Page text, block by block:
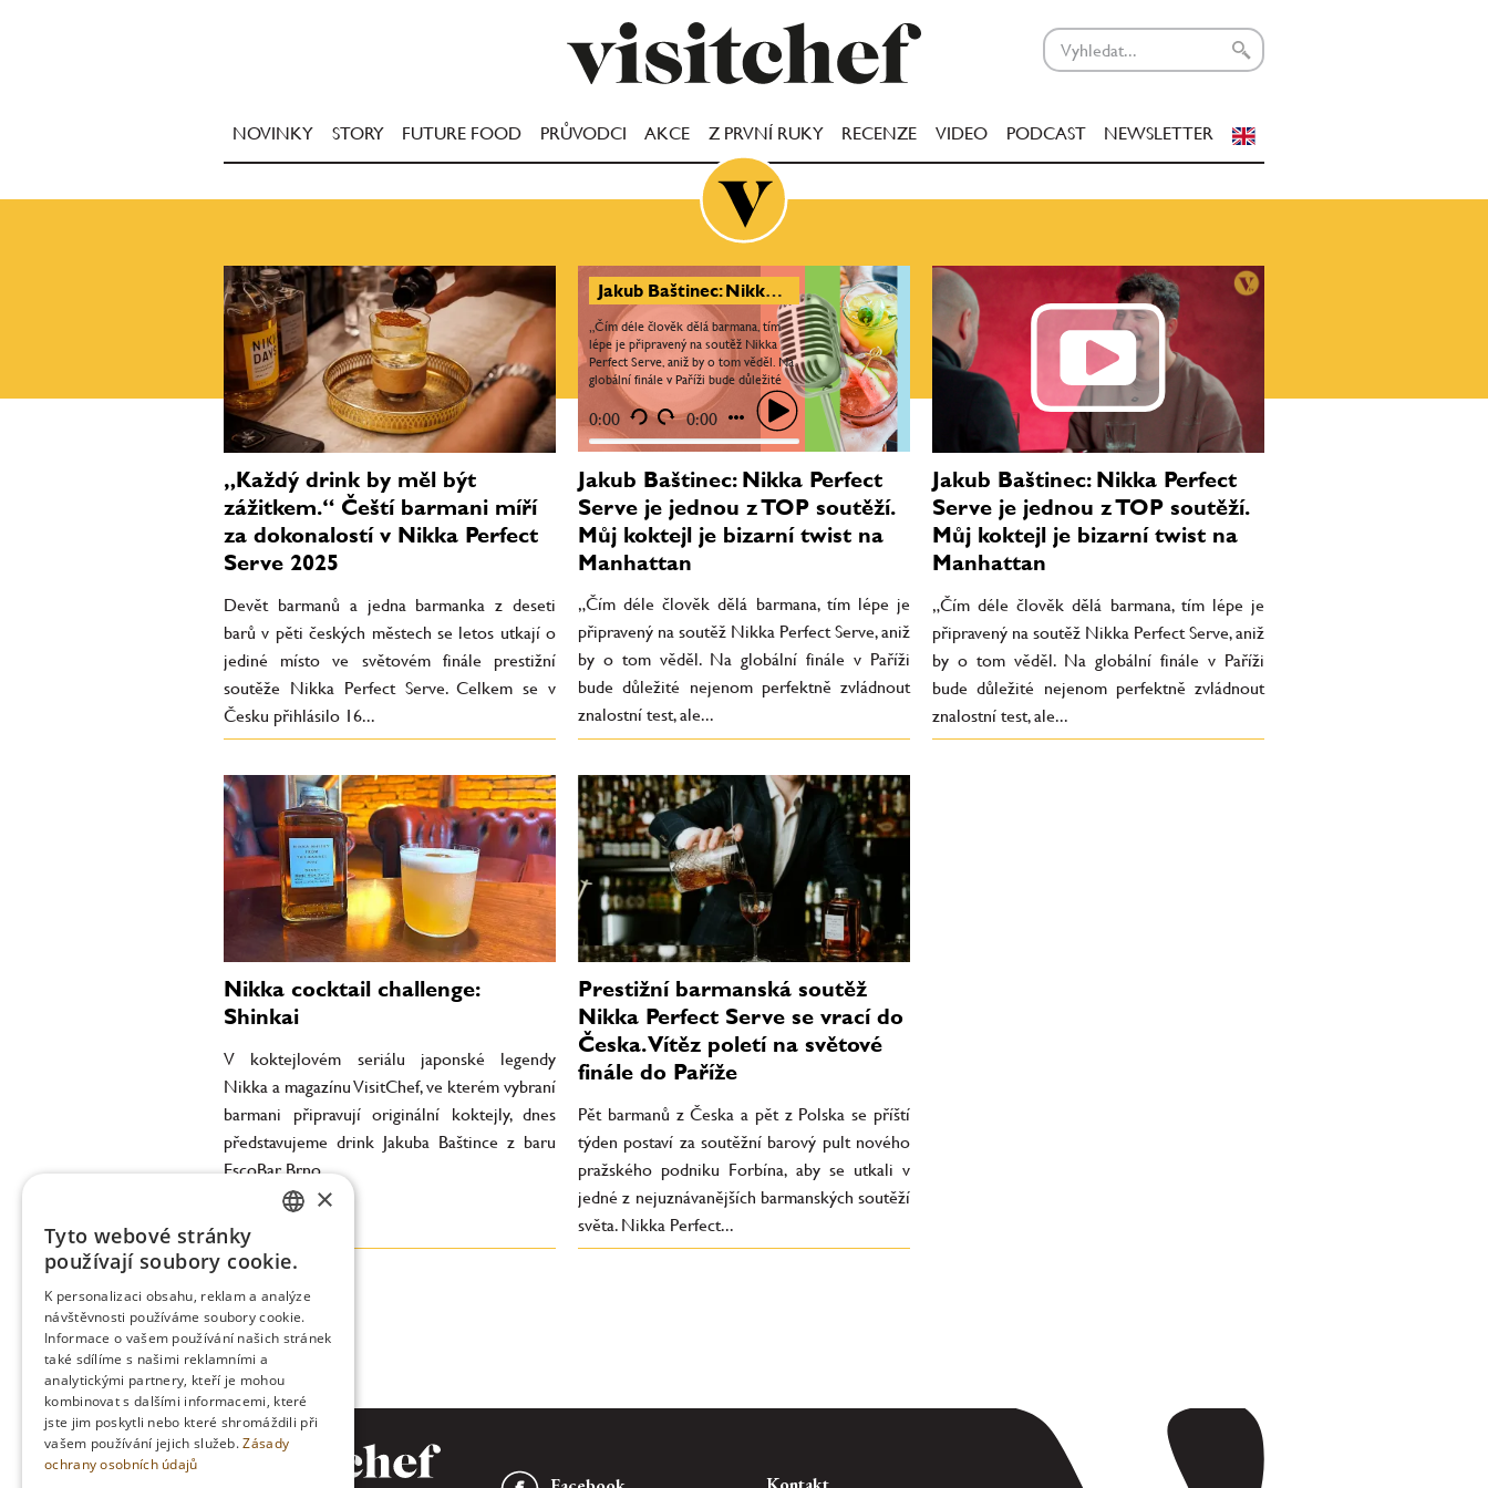
NOVINKY STORY FUTURE FOOD PRŮVODCI AKCE Z PRVNÍ RUKY RECENZE VIDEO PODCAST NEWSLETTER
„Každý drink by měl být
zážitkem.“ Čeští barmani míří
za dokonalostí v Nikka Perfect
Serve 2025
Devět barmanů a jedna barmanka z deseti
barů v pěti českých městech se letos utkají o
jediné místo ve světovém finále prestižní
soutěže Nikka Perfect Serve. Celkem se v
Česku přihlásilo 16...
Jakub Baštinec: Nikka Perfect Serve je jednou z TOP soutěží. Můj koktejl je bizarní twist na Manhattan
„Čím déle člověk dělá barmana, tím
lépe je připravený na soutěž Nikka
Perfect Serve, aniž by o tom věděl. Na
globální finále v Paříži bude důležité
nejenom perfektně zvládnout
znalostní test, ale...
0:00 0:00
Jakub Baštinec: Nikka Perfect
Serve je jednou z TOP soutěží.
Můj koktejl je bizarní twist na
Manhattan
„Čím déle člověk dělá barmana, tím lépe je
připravený na soutěž Nikka Perfect Serve, aniž
by o tom věděl. Na globální finále v Paříži
bude důležité nejenom perfektně zvládnout
znalostní test, ale...
Jakub Baštinec: Nikka Perfect
Serve je jednou z TOP soutěží.
Můj koktejl je bizarní twist na
Manhattan
„Čím déle člověk dělá barmana, tím lépe je
připravený na soutěž Nikka Perfect Serve, aniž
by o tom věděl. Na globální finále v Paříži
bude důležité nejenom perfektně zvládnout
znalostní test, ale...
Nikka cocktail challenge:
Shinkai
V koktejlovém seriálu japonské legendy
Nikka a magazínu VisitChef, ve kterém vybraní
barmani připravují originální koktejly, dnes
představujeme drink Jakuba Baštince z baru
EscoBar Brno.
Prestižní barmanská soutěž
Nikka Perfect Serve se vrací do
Česka. Vítěz poletí na světové
finále do Paříže
Pět barmanů z Česka a pět z Polska se příští
týden postaví za soutěžní barový pult nového
pražského podniku Forbína, aby se utkali v
jedné z nejuznávanějších barmanských soutěží
světa. Nikka Perfect...
ENGLISH
×
Tyto webové stránky
používají soubory cookie.
K personalizaci obsahu, reklam a analýze
návštěvnosti používáme soubory cookie.
Informace o vašem používání našich stránek
také sdílíme s našimi reklamními a
analytickými partnery, kteří je mohou
kombinovat s dalšími informacemi, které
jste jim poskytli nebo které shromáždili při
vašem používání jejich služeb.Zásady
ochrany osobních údajů